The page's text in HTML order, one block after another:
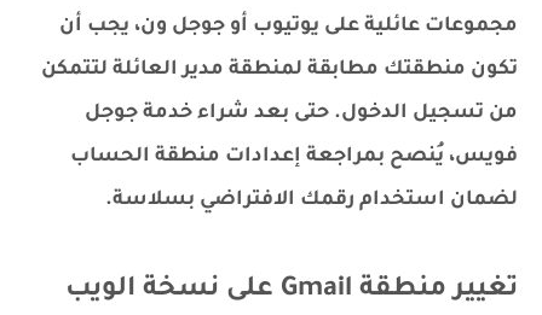
مجموعات عائلية على يوتيوب أو جوجل ون، يجب أن
تكون منطقتك مطابقة لمنطقة مدير العائلة لتتمكن
من تسجيل الدخول. حتى بعد شراء خدمة جوجل
فويس، يُنصح بمراجعة إعدادات منطقة الحساب
لضمان استخدام رقمك الافتراضي بسلاسة.
تغيير منطقة Gmail على نسخة الويب